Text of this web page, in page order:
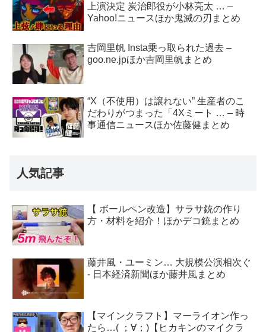
上演決定 炭治郎役が小林亮太 … –
Yahoo!ニュースほか鬼滅の刃まとめ
吉岡里帆 Insta乗っ取られた過去 –
goo.ne.jpほか吉岡里帆まとめ
“X（不使用）は譲れない” 生産者のこ
だわりがつまった「4Xミート … – 時
事通信ニュースほか佐藤健まとめ
人気記事
【 ボールペン改造】サラサ銃の作り
方・材料を紹介！ほかデコ銃まとめ
藤井風・ユーミン… 大規模公演相次ぐ
- 日本経済新聞ほか藤井風まとめ
【マインクラフト】マーライオン作っ
たら…( ；∀；)【ヒカキンのマイクラ